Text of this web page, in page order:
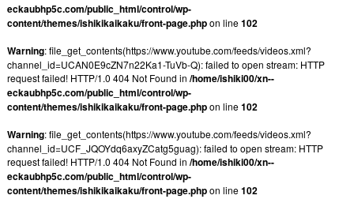
eckaubhp5c.com/public_html/control/wp-
content/themes/ishikikaikaku/front-page.phpon line102
Warning: file_get_contents(https://www.youtube.com/feeds/videos.xml?
channel_id=UCAN0E9cZN7n22Ka1-TuVb-Q): failed to open stream: HTTP
request failed! HTTP/1.0 404 Not Found in /home/ishiki00/xn--
eckaubhp5c.com/public_html/control/wp-
content/themes/ishikikaikaku/front-page.phpon line102
Warning: file_get_contents(https://www.youtube.com/feeds/videos.xml?
channel_id=UCF_JQOYdq6axyZCatg5guag): failed to open stream: HTTP
request failed! HTTP/1.0 404 Not Found in /home/ishiki00/xn--
eckaubhp5c.com/public_html/control/wp-
content/themes/ishikikaikaku/front-page.phpon line102